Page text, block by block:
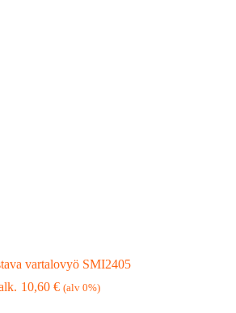
vartalovyö SMI2405
10,60€ (alv 0%)